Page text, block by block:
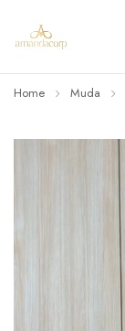
Home Muda